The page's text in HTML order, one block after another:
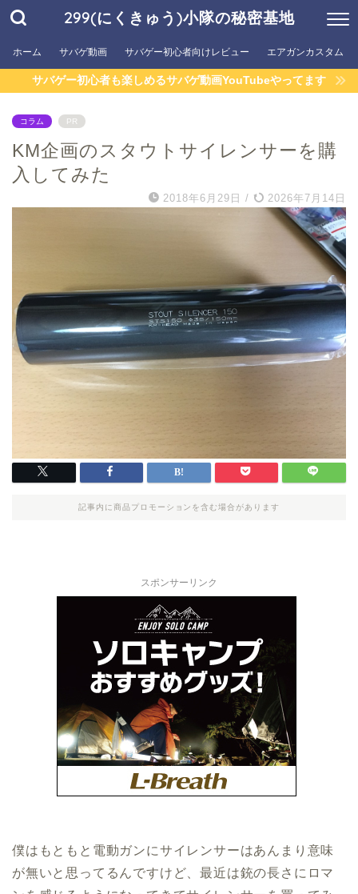
299(にくきゅう)小隊の秘密基地
ホーム サバゲ動画 サバゲー初心者向けレビュー エアガンカスタム
サバゲー初心者も楽しめるサバゲ動画YouTubeやってます
コラム PR
KM企画のスタウトサイレンサーを購
入してみた
2018年6月29日 / 2026年7月14日
記事内に商品プロモーションを含む場合があります
スポンサーリンク
僕はもともと電動ガンにサイレンサーはあんまり意味
が無いと思ってるんですけど、最近は銃の長さにロマ